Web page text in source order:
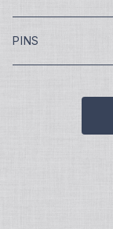
￥9,900
￥4,400
PINS